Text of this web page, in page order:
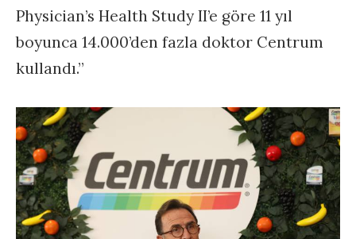
Physician’s Health Study II’e göre 11 yıl
boyunca 14.000’den fazla doktor Centrum
kullandı.”